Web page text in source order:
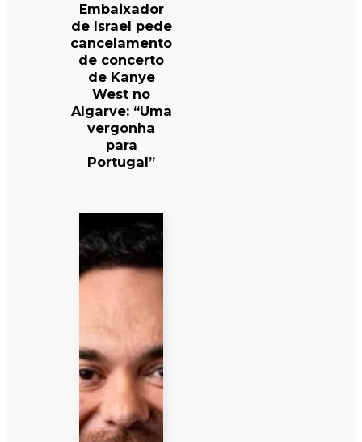
Embaixador
de Israel pede
cancelamento
de concerto
de Kanye
West no
Algarve: “Uma
vergonha
para
Portugal”